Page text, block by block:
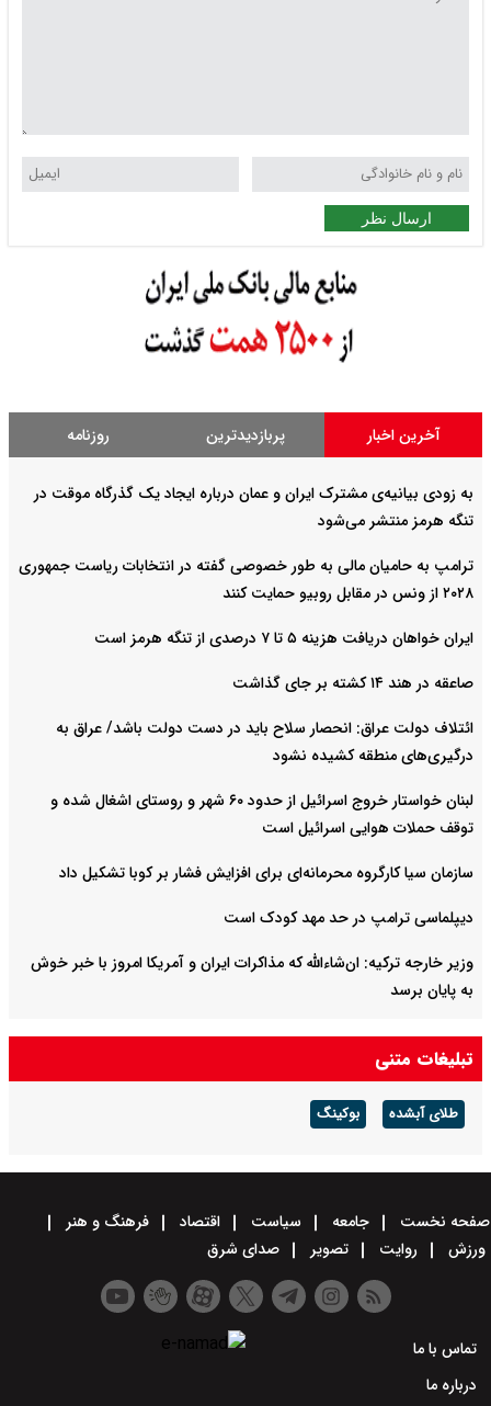
ارسال نظر
آخرین اخبار پربازدیدترین روزنامه
به زودی بیانیه‌ی مشترک ایران و عمان درباره ایجاد یک گذرگاه موقت در
تنگه هرمز منتشر می‌شود
ترامپ به حامیان مالی به طور خصوصی گفته در انتخابات ریاست جمهوری
۲۰۲۸ از ونس در مقابل روبیو حمایت کنند
ایران خواهان دریافت هزینه ۵ تا ۷ درصدی از تنگه هرمز است
صاعقه در هند ۱۴ کشته بر جای گذاشت
ائتلاف دولت عراق: انحصار سلاح باید در دست دولت باشد/ عراق به
درگیری‌های منطقه کشیده نشود
لبنان خواستار خروج اسرائیل از حدود ۶۰ شهر و روستای اشغال شده‌ و
توقف حملات هوایی اسرائیل است
سازمان سیا کارگروه محرمانه‌ای برای افزایش فشار بر کوبا تشکیل داد
دیپلماسی ترامپ در حد مهد کودک است
وزیر خارجه ترکیه: ان‌شاءالله که مذاکرات ایران و آمریکا امروز با خبر خوش
به پایان برسد
تبادل اطلاعاتی آمریکا با اوکراین در بحبوجه حملات سنگین روسیه مجددا
افزایش یافت
تبلیغات متنی
طلای آبشده بوکینگ
صفحه نخست جامعه سیاست اقتصاد
فرهنگ و هنر
ورزش
روایت تصویر صدای شرق
تماس با ما
درباره ما